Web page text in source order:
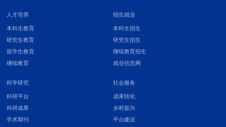
人才培养
本科生教育
研究生教育
留学生教育
继续教育
招生就业
本科生招生
研究生招生
继续教育招生
就业信息网
科学研究
科研平台
科研成果
学术期刊
社会服务
成果转化
乡村振兴
平台建设